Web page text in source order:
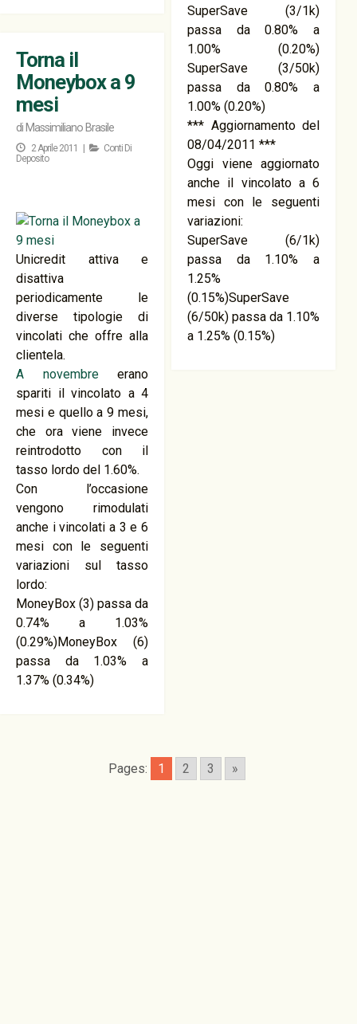
SuperSave (3/1k)
passa da 0.80% a
1.00% (0.20%)
SuperSave (3/50k)
passa da 0.80% a
1.00% (0.20%)
*** Aggiornamento del
08/04/2011 ***
Oggi viene aggiornato
anche il vincolato a 6
mesi con le seguenti
variazioni:
SuperSave (6/1k)
passa da 1.10% a
1.25%
(0.15%)SuperSave
(6/50k) passa da 1.10%
a 1.25% (0.15%)
Torna il
Moneybox a 9
mesi
di Massimiliano Brasile
2 Aprile 2011 |
Conti Di
Deposito
Unicredit attiva e
disattiva
periodicamente le
diverse tipologie di
vincolati che offre alla
clientela.
A novembreerano
spariti il vincolato a 4
mesi e quello a 9 mesi,
che ora viene invece
reintrodotto con il
tasso lordo del 1.60%.
Con l’occasione
vengono rimodulati
anche i vincolati a 3 e 6
mesi con le seguenti
variazioni sul tasso
lordo:
MoneyBox (3) passa da
0.74% a 1.03%
(0.29%)MoneyBox (6)
passa da 1.03% a
1.37% (0.34%)
Pages: 1 2 3 »